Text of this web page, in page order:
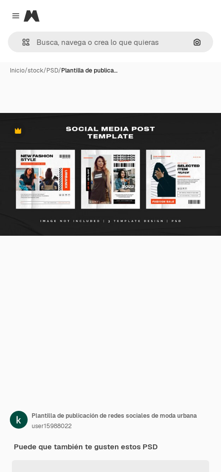
Close menu
Magnific
Inicio/stock/PSD/Plantilla de publica…
Premium
Plantilla de publicación de redes sociales de moda urbana
user15988022
Puede que también te gusten estos PSD